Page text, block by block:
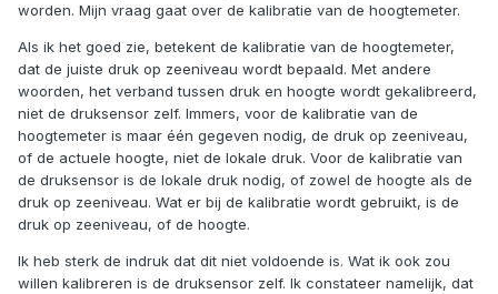
worden. Mijn vraag gaat over de kalibratie van de hoogtemeter.
Als ik het goed zie, betekent de kalibratie van de hoogtemeter,
dat de juiste druk op zeeniveau wordt bepaald. Met andere
woorden, het verband tussen druk en hoogte wordt gekalibreerd,
niet de druksensor zelf. Immers, voor de kalibratie van de
hoogtemeter is maar één gegeven nodig, de druk op zeeniveau,
of de actuele hoogte, niet de lokale druk. Voor de kalibratie van
de druksensor is de lokale druk nodig, of zowel de hoogte als de
druk op zeeniveau. Wat er bij de kalibratie wordt gebruikt, is de
druk op zeeniveau, of de hoogte.
Ik heb sterk de indruk dat dit niet voldoende is. Wat ik ook zou
willen kalibreren is de druksensor zelf. Ik constateer namelijk, dat